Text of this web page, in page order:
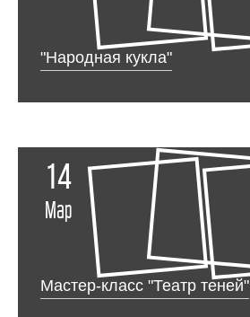
"Народная кукла"
14
Мар
Мастер-класс "Театр теней"